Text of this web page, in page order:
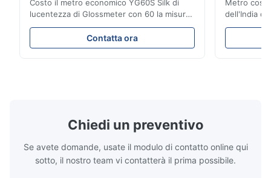
Costo il metro economico YG60S Silk di
lucentezza di Glossmeter con 60 la misura
lucida di Gu di grado 200 Il metro
economico di lucentezza di YG60S 60° può
verificare il materiale con la lucentezza (0-
Contatta ora
Metro
dell'India
economico
prodotto
Chiedi un preventivo
Se avete domande, usate il modulo di contatto online qui
sotto, il nostro team vi contatterà il prima possibile.